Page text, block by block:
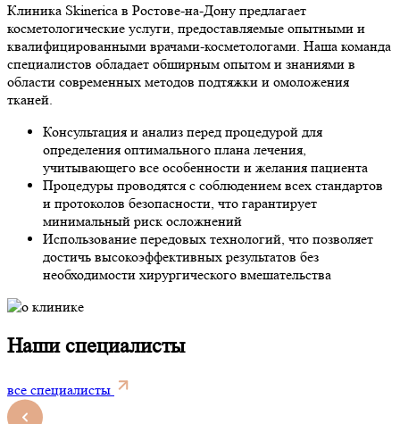
Клиника Skinerica в Ростове-на-Дону предлагает
косметологические услуги, предоставляемые опытными и
квалифицированными врачами-косметологами. Наша команда
специалистов обладает обширным опытом и знаниями в
области современных методов подтяжки и омоложения
тканей.
Консультация и анализ перед процедурой для
определения оптимального плана лечения,
учитывающего все особенности и желания пациента
Процедуры проводятся с соблюдением всех стандартов
и протоколов безопасности, что гарантирует
минимальный риск осложнений
Использование передовых технологий, что позволяет
достичь высокоэффективных результатов без
необходимости хирургического вмешательства
Наши специалисты
все специалисты